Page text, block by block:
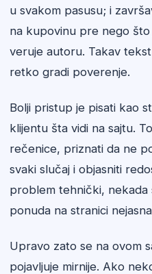
u svakom pasusu; i
na kupovinu pre nego
veruje autoru. Takav
retko gradi poverenje.
Bolji pristup je pisati kao
klijentu šta vidi na sajtu.
rečenice, priznati da ne
svaki slučaj i objasniti
problem tehnički, nekada
ponuda na stranici
Upravo zato se na ovom
pojavljuje mirnije. Ako